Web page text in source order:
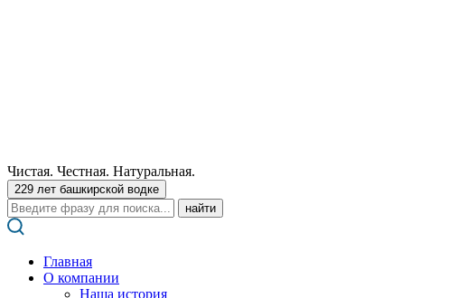
Чистая. Честная. Натуральная.
229 лет башкирской водке
Поиск:
Главная
О компании
Наша история